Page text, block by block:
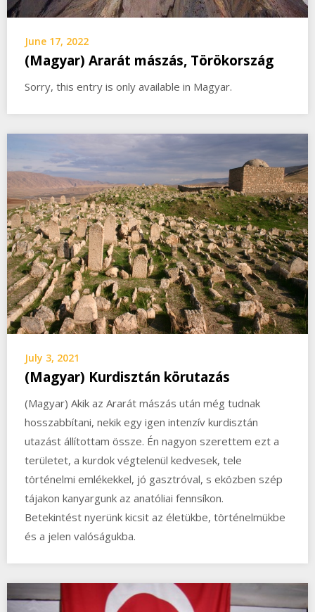
June 17, 2022
(Magyar) Ararát mászás, Törökország
Sorry, this entry is only available in Magyar.
July 3, 2021
(Magyar) Kurdisztán körutazás
(Magyar) Akik az Ararát mászás után még tudnak
hosszabbítani, nekik egy igen intenzív kurdisztán
utazást állítottam össze. Én nagyon szerettem ezt a
területet, a kurdok végtelenül kedvesek, tele
történelmi emlékekkel, jó gasztróval, s eközben szép
tájakon kanyargunk az anatóliai fennsíkon.
Betekintést nyerünk kicsit az életükbe, történelmükbe
és a jelen valóságukba.